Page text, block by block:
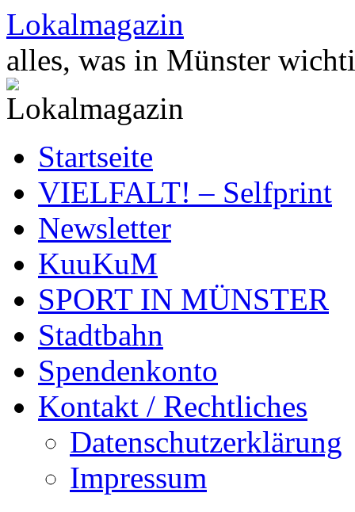
Zum
Inhalt
springen
Lokalmagazin
alles, was in Münster
Startseite
VIELFALT! – Selfprint
Newsletter
KuuKuM
SPORT IN MÜNSTER
Stadtbahn
Spendenkonto
Kontakt / Rechtliches
Datenschutzerklärung
Impressum